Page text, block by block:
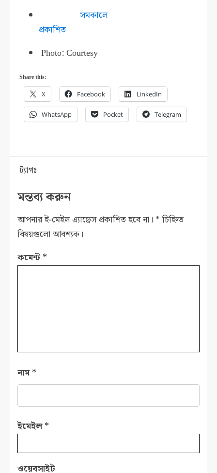
সমকালে
প্রকাশিত
Photo: Courtesy
Share this:
X Facebook LinkedIn
WhatsApp Pocket Telegram
ট্যাগঃ
মন্তব্য করুন
আপনার ই-মেইল এ্যাড্রেস প্রকাশিত হবে না। * চিহ্নিত
বিষয়গুলো আবশ্যক।
কমেন্ট *
নাম*
ইমেইল*
ওয়েবসাইট